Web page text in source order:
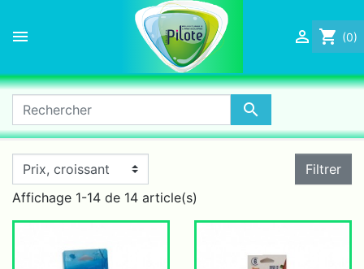
  shopping_cart (0)

Filtrer
Affichage 1-14 de 14 article(s)